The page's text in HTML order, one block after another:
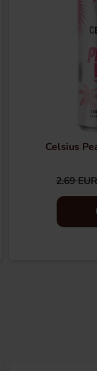
Celsius
2.69 EUR